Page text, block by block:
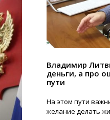
Владимир
деньги, а про
пути
На этом пути
желание делать